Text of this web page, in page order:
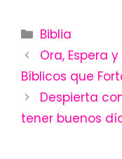
Categories
Biblia
Ora, Espera
Bíblicos que
Despierta
tener buenos